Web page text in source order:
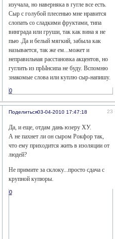
изучала, но наверняка в гугле все есть.
Сыр с голубой плесенью мне нравится
слопать со сладкими фруктами, типа
винграда или груши, так как вина я не
пью .Да и белый мягкий, забыла как
называется, так же ем...может и
неправильная расстановка акцентов, но
гуглить из прЫнсипа не буду. Вспомню
знакомые слова или куплю сыр-напишу.
0
Поделиться 23
03-04-2010 17:47:18
Да, и еще, отдам дань юзеру ХУ.
А не пахнет ли он сыром Рокфор так,
что ему приходится жить в изоляции от
людей?
Не примите за склоку...просто сдача с
крупной купюры.
0